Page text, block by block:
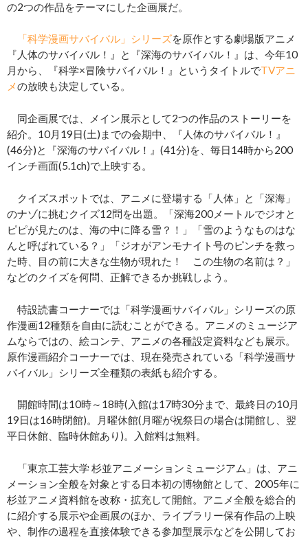
の2つの作品をテーマにした企画展だ。
「科学漫画サバイバル」シリーズを原作とする劇場版アニメ
『人体のサバイバル！』と『深海のサバイバル！』は、今年10
月から、『科学×冒険サバイバル！』というタイトルでTVアニ
メの放映も決定している。
同企画展では、メイン展示として2つの作品のストーリーを
紹介。10月19日(土)までの会期中、『人体のサバイバル！』
(46分)と『深海のサバイバル！』(41分)を、毎日14時から200
インチ画面(5.1ch)で上映する。
クイズスポットでは、アニメに登場する「人体」と「深海」
のナゾに挑むクイズ12問を出題。「深海200メートルでジオと
ピピが見たのは、海の中に降る雪？！」「雪のようなものはな
んと呼ばれている？」「ジオがアンモナイト号のピンチを救っ
た時、目の前に大きな生物が現れた！ この生物の名前は？」
などのクイズを何問、正解できるか挑戦しよう。
特設読書コーナーでは「科学漫画サバイバル」シリーズの原
作漫画12種類を自由に読むことができる。アニメのミュージア
ムならではの、絵コンテ、アニメの各種設定資料なども展示。
原作漫画紹介コーナーでは、現在発売されている「科学漫画サ
バイバル」シリーズ全種類の表紙も紹介する。
開館時間は10時～18時(入館は17時30分まで、最終日の10月
19日は16時閉館)。月曜休館(月曜が祝祭日の場合は開館し、翌
平日休館、臨時休館あり)。入館料は無料。
「東京工芸大学 杉並アニメーションミュージアム」は、アニ
メーション全般を対象とする日本初の博物館として、2005年に
杉並アニメ資料館を改称・拡充して開館。アニメ全般を総合的
に紹介する展示や企画展のほか、ライブラリー保有作品の上映
や、制作の過程を直接体験できる参加型展示などを公開してお